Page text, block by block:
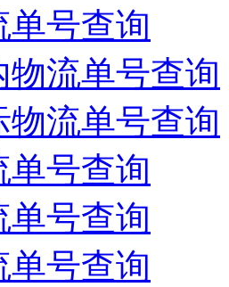
单号查询
物流单号查询
物流单号查询
单号查询
单号查询
单号查询